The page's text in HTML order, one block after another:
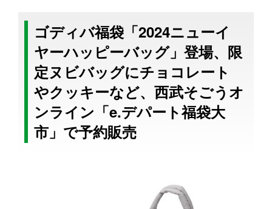
ゴディバ福袋「2024ニューイ
ヤーハッピーバッグ」登場、限
定ヌビバッグにチョコレート
やクッキーなど、西武そごうオ
ンライン「e.デパート福袋大
市」で予約販売